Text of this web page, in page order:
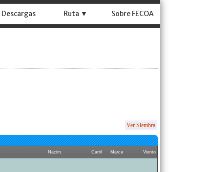
Descargas Ruta ▼ Sobre FECOA
Ver Siembra
Nacim. Carril Marca Viento